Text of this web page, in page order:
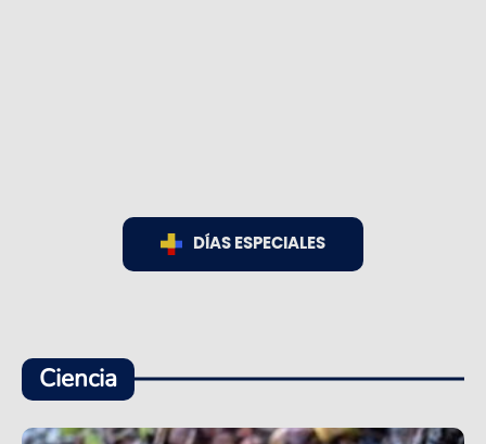
DÍAS ESPECIALES
Ciencia